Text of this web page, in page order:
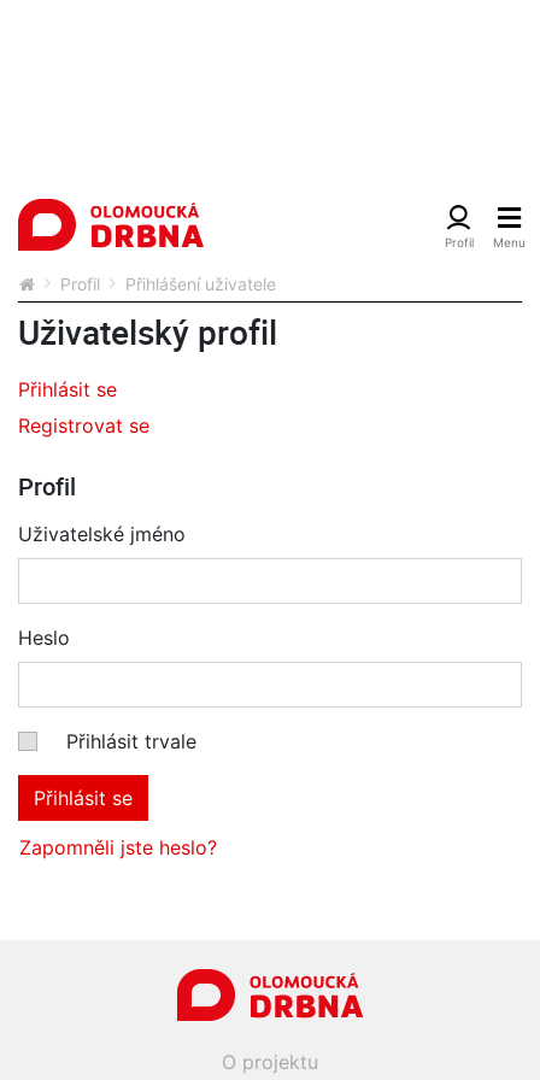
Profil Přihlášení uživatele
Uživatelský profil
Přihlásit se
Registrovat se
Profil
Uživatelské jméno
Heslo
Přihlásit trvale
Přihlásit se
Zapomněli jste heslo?
O projektu